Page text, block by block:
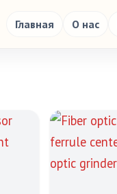
Главная О нас